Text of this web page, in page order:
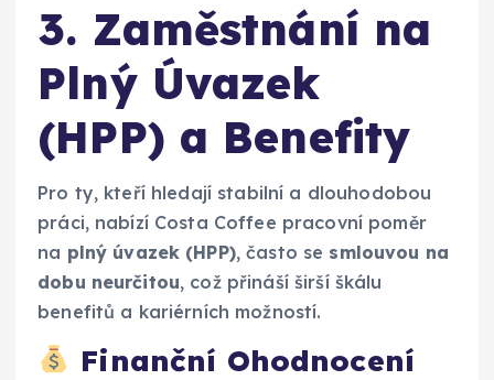
3. Zaměstnání na
Plný Úvazek
(HPP) a Benefity
Pro ty, kteří hledají stabilní a dlouhodobou
práci, nabízí Costa Coffee pracovní poměr
na plný úvazek (HPP), často se smlouvou na
dobu neurčitou, což přináší širší škálu
benefitů a kariérních možností.
Finanční Ohodnocení